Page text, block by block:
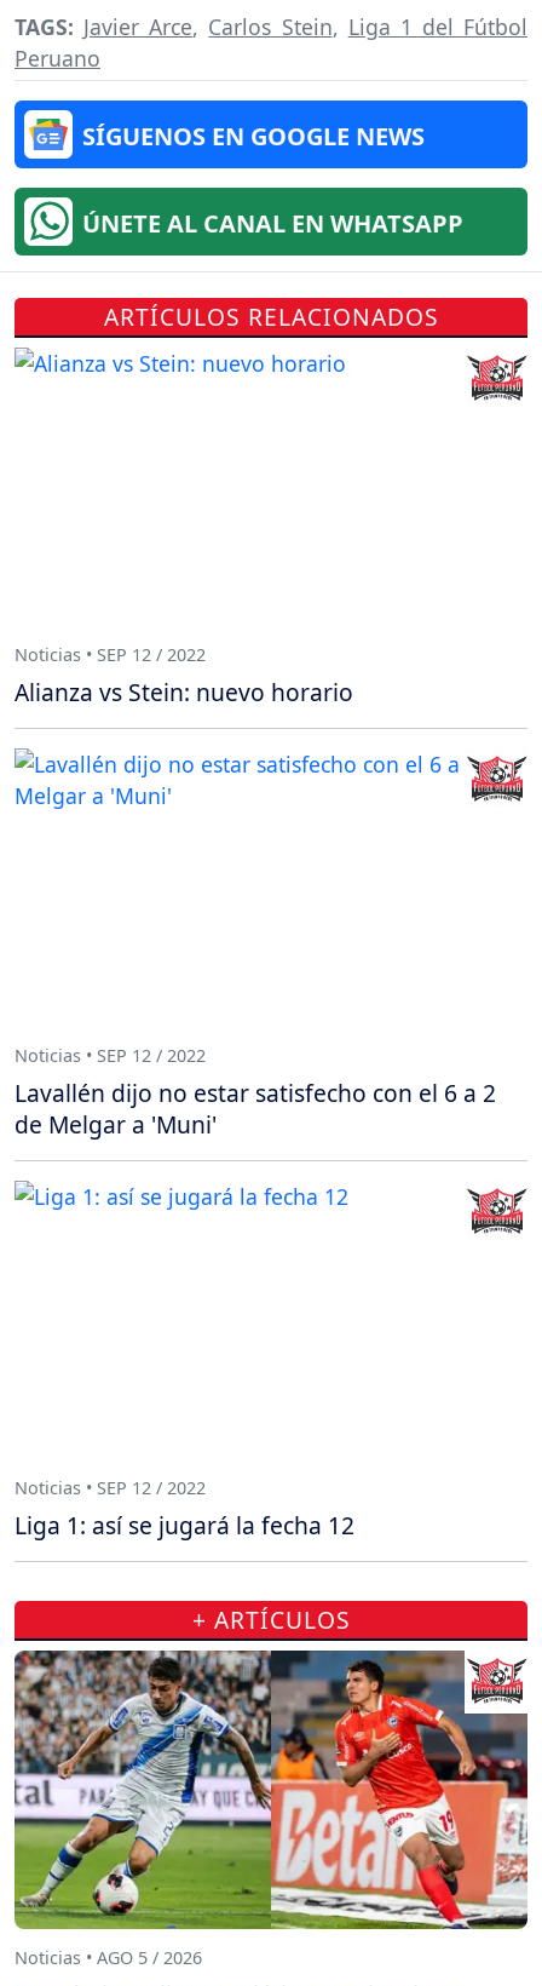
TAGS: Javier Arce, Carlos Stein, Liga 1 del Fútbol
Peruano
SÍGUENOS EN GOOGLE NEWS
ÚNETE AL CANAL EN WHATSAPP
ARTÍCULOS RELACIONADOS
Noticias • SEP 12 / 2022
Alianza vs Stein: nuevo horario
Noticias • SEP 12 / 2022
Lavallén dijo no estar satisfecho con el 6 a 2
de Melgar a 'Muni'
Noticias • SEP 12 / 2022
Liga 1: así se jugará la fecha 12
+ ARTÍCULOS
Noticias • AGO 5 / 2026